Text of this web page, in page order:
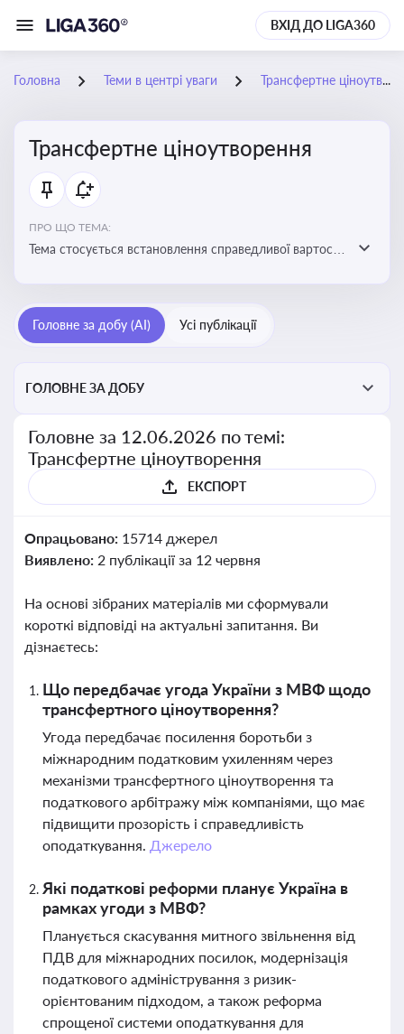
ВХІД ДО LIGA360
Головна Теми в центрі уваги Трансфертне ціноутворення
Трансфертне ціноутворення
ПРО ЩО ТЕМА:
Тема стосується встановлення справедливої вартості
Головне за добу (AI) Усі публікації
ГОЛОВНЕ ЗА ДОБУ
Головне за 12.06.2026 по темі:
Трансфертне ціноутворення
ЕКСПОРТ
Опрацьовано: 15714 джерел
Виявлено: 2 публікації за 12 червня
На основі зібраних матеріалів ми сформували
короткі відповіді на актуальні запитання. Ви
дізнаєтесь:
Що передбачає угода України з МВФ щодо
трансфертного ціноутворення?
Угода передбачає посилення боротьби з
міжнародним податковим ухиленням через
механізми трансфертного ціноутворення та
податкового арбітражу між компаніями, що має
підвищити прозорість і справедливість
оподаткування. Джерело
Які податкові реформи планує Україна в
рамках угоди з МВФ?
Планується скасування митного звільнення від
ПДВ для міжнародних посилок, модернізація
податкового адміністрування з ризик-
орієнтованим підходом, а також реформа
спрощеної системи оподаткування для